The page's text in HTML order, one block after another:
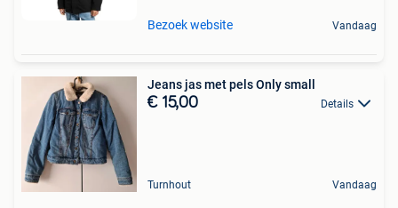
Bezoek website Vandaag
Jeans jas met pels Only small
€ 15,00 Details
Turnhout Vandaag